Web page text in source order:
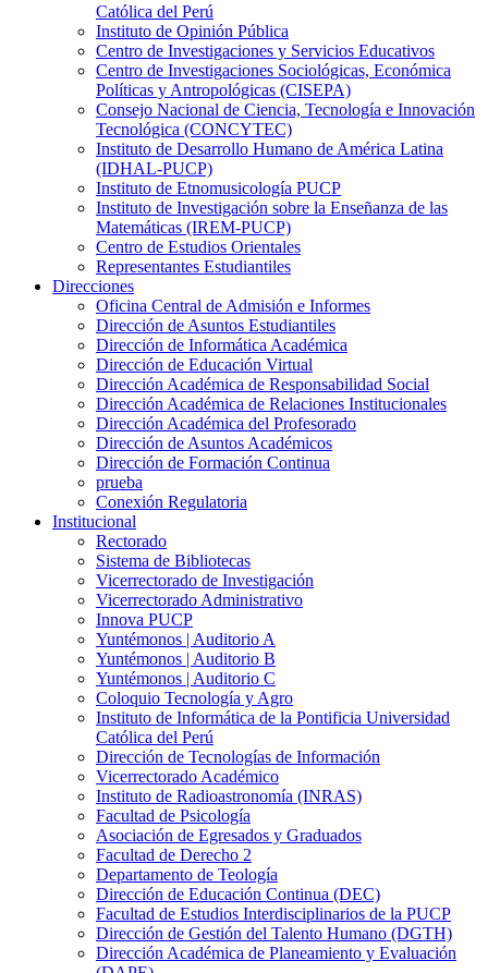
Católica del Perú
Instituto de Opinión Pública
Centro de Investigaciones y Servicios Educativos
Centro de Investigaciones Sociológicas, Económica
Políticas y Antropológicas (CISEPA)
Consejo Nacional de Ciencia, Tecnología e Innovación
Tecnológica (CONCYTEC)
Instituto de Desarrollo Humano de América Latina
(IDHAL-PUCP)
Instituto de Etnomusicología PUCP
Instituto de Investigación sobre la Enseñanza de las
Matemáticas (IREM-PUCP)
Centro de Estudios Orientales
Representantes Estudiantiles
Direcciones
Oficina Central de Admisión e Informes
Dirección de Asuntos Estudiantiles
Dirección de Informática Académica
Dirección de Educación Virtual
Dirección Académica de Responsabilidad Social
Dirección Académica de Relaciones Institucionales
Dirección Académica del Profesorado
Dirección de Asuntos Académicos
Dirección de Formación Continua
prueba
Conexión Regulatoria
Institucional
Rectorado
Sistema de Bibliotecas
Vicerrectorado de Investigación
Vicerrectorado Administrativo
Innova PUCP
Yuntémonos | Auditorio A
Yuntémonos | Auditorio B
Yuntémonos | Auditorio C
Coloquio Tecnología y Agro
Instituto de Informática de la Pontificia Universidad
Católica del Perú
Dirección de Tecnologías de Información
Vicerrectorado Académico
Instituto de Radioastronomía (INRAS)
Facultad de Psicología
Asociación de Egresados y Graduados
Facultad de Derecho 2
Departamento de Teología
Dirección de Educación Continua (DEC)
Facultad de Estudios Interdisciplinarios de la PUCP
Dirección de Gestión del Talento Humano (DGTH)
Dirección Académica de Planeamiento y Evaluación